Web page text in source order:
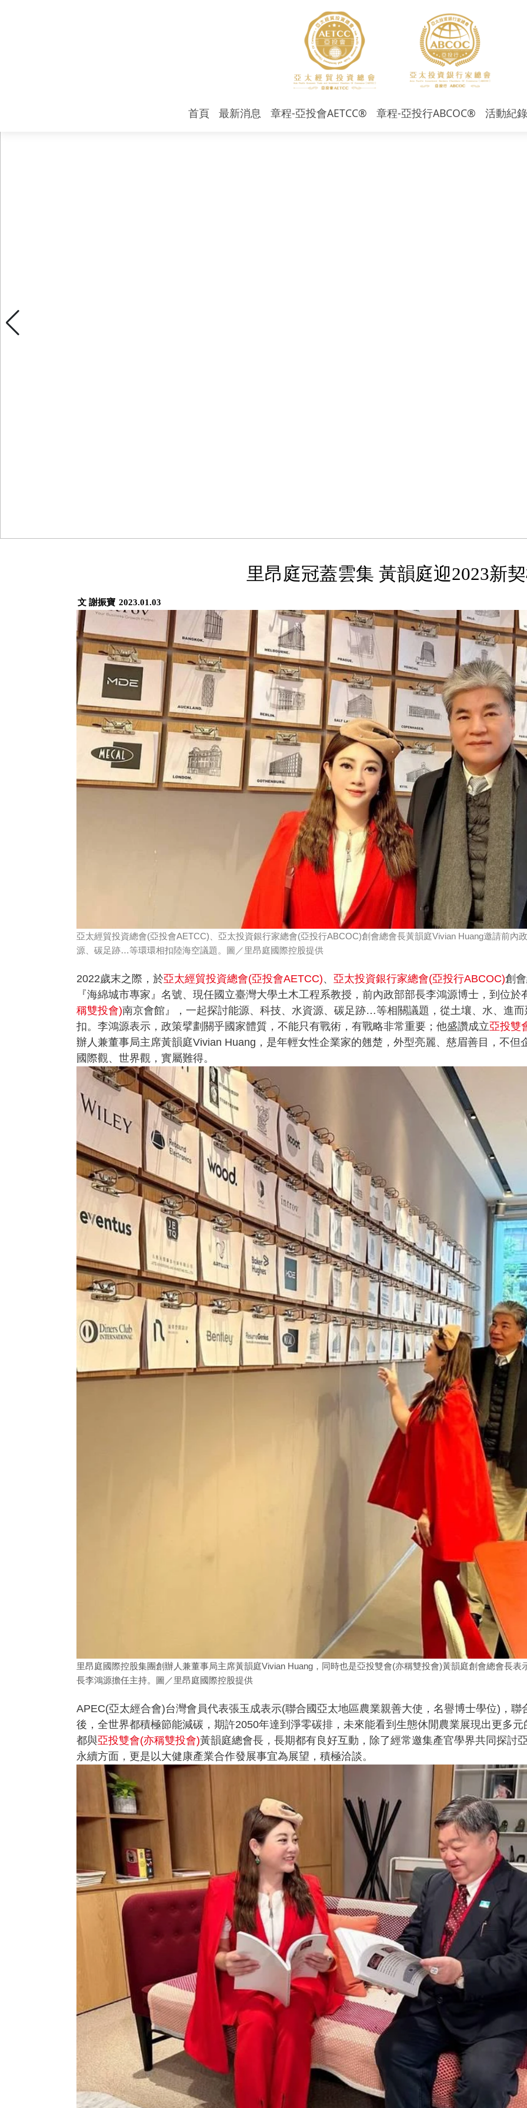
首頁 最新消息 章程-亞投會AETCC® 章程-亞投行ABCOC® 活動紀錄
里昂庭冠蓋雲集 黃韻庭迎2023新
文 謝振寶 2023.01.03
亞太經貿投資總會(亞投會AETCC)、亞太投資銀行家總會(亞投行ABCOC)創會總會長黃韻庭Vivian Huang邀請前內
源、碳足跡…等環環相扣陸海空議題。圖／里昂庭國際控股提供
2022歲末之際，於亞太經貿投資總會(亞投會AETCC)、 亞太投資銀行家總會(亞投行ABCOC)創
『海綿城市專家』名號、現任國立臺灣大學土木工程系教授，前內政部部長李鴻源博士，到位
稱雙投會)南京會館』，一起探討能源、科技、水資源、碳足跡…等相關議題，從土壤、水、進
扣。李鴻源表示，政策擘劃關乎國家體質，不能只有戰術，有戰略非常重要；他盛讚成立亞投雙
辦人兼董事局主席黃韻庭Vivian Huang，是年輕女性企業家的翹楚，外型亮麗、慈眉善目，不
國際觀、世界觀，實屬難得。
里昂庭國際控股集團創辦人兼董事局主席黃韻庭Vivian Huang，同時也是亞投雙會(亦稱雙投會)黃韻庭創會總會長
長李鴻源擔任主持。圖／里昂庭國際控股提供
APEC(亞太經合會)台灣會員代表張玉成表示(聯合國亞太地區農業親善大使，名譽博士學位)，
後，全世界都積極節能減碳，期許2050年達到淨零碳排，未來能看到生態休閒農業展現出更多
都與亞投雙會(亦稱雙投會)黃韻庭總會長，長期都有良好互動，除了經常邀集產官學界共同探討
永續方面，更是以大健康產業合作發展事宜為展望，積極洽談。